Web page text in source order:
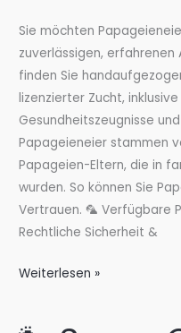
Sie möchten
zuverlässigen, erfahrenen
finden Sie
lizenzierter Zucht,
Gesundheitszeugnisse
Papageieneier stammen
Papageien-Eltern, die in
wurden. So können Sie
Vertrauen. 🦜 Verfügbare
Rechtliche Sicherheit &
Papageieneier
Weiterlesen »